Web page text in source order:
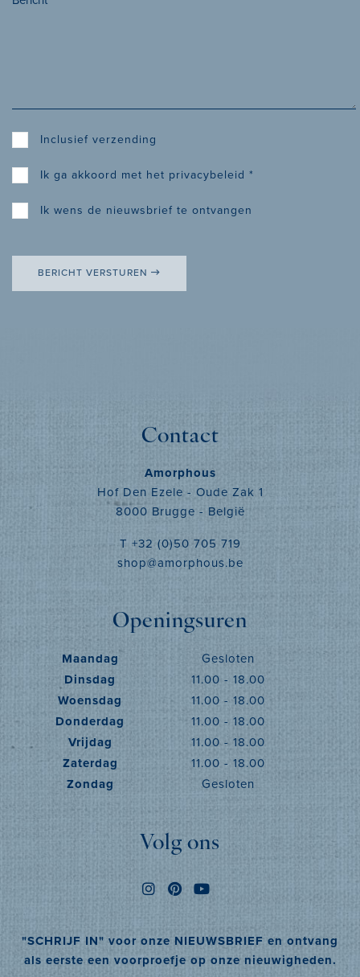
Inclusief verzending
Ik ga akkoord met het privacybeleid *
Ik wens de nieuwsbrief te ontvangen
BERICHT VERSTUREN
Contact
Amorphous
Hof Den Ezele - Oude Zak 1
8000 Brugge - België
T +32 (0)50 705 719
shop@amorphous.be
Openingsuren
Maandag
Gesloten
Dinsdag
11.00 - 18.00
Woensdag
11.00 - 18.00
Donderdag
11.00 - 18.00
Vrijdag
11.00 - 18.00
Zaterdag
11.00 - 18.00
Zondag
Gesloten
Volg ons
"SCHRIJF IN" voor onze NIEUWSBRIEF en ontvang
als eerste een voorproefje op onze nieuwigheden.